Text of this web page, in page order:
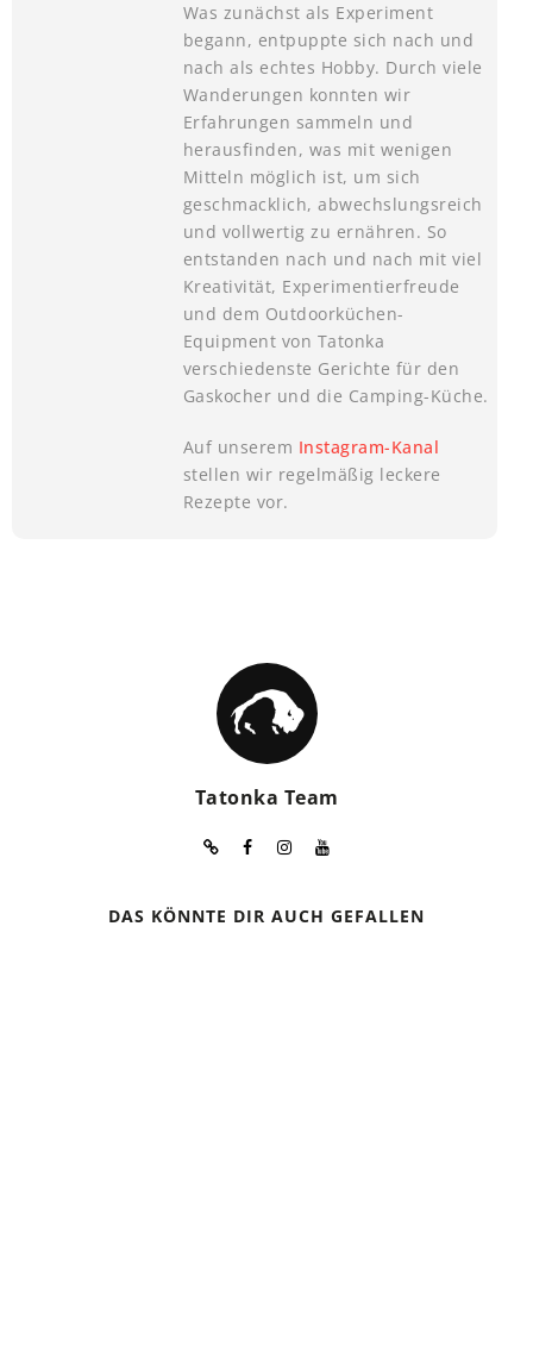
Was zunächst als Experiment
begann, entpuppte sich nach und
nach als echtes Hobby. Durch viele
Wanderungen konnten wir
Erfahrungen sammeln und
herausfinden, was mit wenigen
Mitteln möglich ist, um sich
geschmacklich, abwechslungsreich
und vollwertig zu ernähren. So
entstanden nach und nach mit viel
Kreativität, Experimentierfreude
und dem Outdoorküchen-
Equipment von Tatonka
verschiedenste Gerichte für den
Gaskocher und die Camping-Küche.
Auf unserem Instagram-Kanal
stellen wir regelmäßig leckere
Rezepte vor.
Tatonka Team
DAS KÖNNTE DIR AUCH GEFALLEN